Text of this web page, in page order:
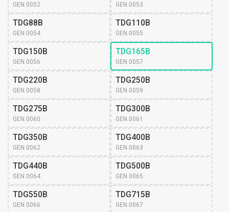
GEN.0052 GEN.0053
TDG88B
GEN.0054
TDG110B
GEN.0055
TDG150B
GEN.0056
TDG165B
GEN.0057
TDG220B
GEN.0058
TDG250B
GEN.0059
TDG275B
GEN.0060
TDG300B
GEN.0061
TDG350B
GEN.0062
TDG400B
GEN.0063
TDG440B
GEN.0064
TDG500B
GEN.0065
TDG550B
GEN.0066
TDG715B
GEN.0067